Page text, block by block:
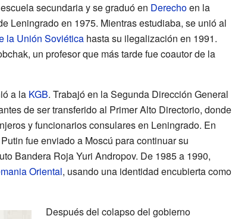
secundaria y se graduó en Derechoen la
Leningrado en 1975. Mientras estudiaba, se unió al
la Unión Soviéticahasta su ilegalización en 1991.
un profesor que más tarde fue coautor de la
a la KGB. Trabajó en la Segunda Dirección General
de ser transferido al Primer Alto Directorio, donde
y funcionarios consulares en Leningrado. En
fue enviado a Moscú para continuar su
Bandera Roja Yuri Andropov. De 1985 a 1990,
Oriental, usando una identidad encubierta como
Después del colapso del gobierno